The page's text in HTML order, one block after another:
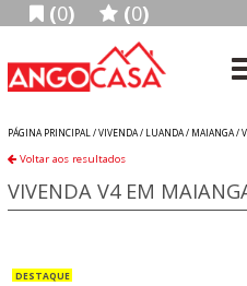
(0) (0)
PÁGINA PRINCIPAL /VIVENDA/ LUANDA/ MAIANGA/
Voltar aos resultados
VIVENDA V4 EM